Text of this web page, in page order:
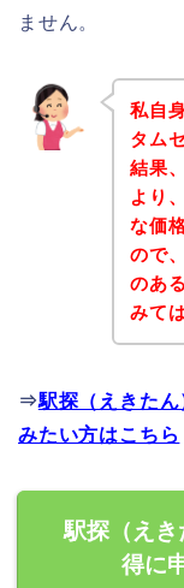
ません。
私自
タム
結果
より
な価
ので
のあ
みて
⇒駅探（えきた
みたい方はこちら
駅探（え
得に